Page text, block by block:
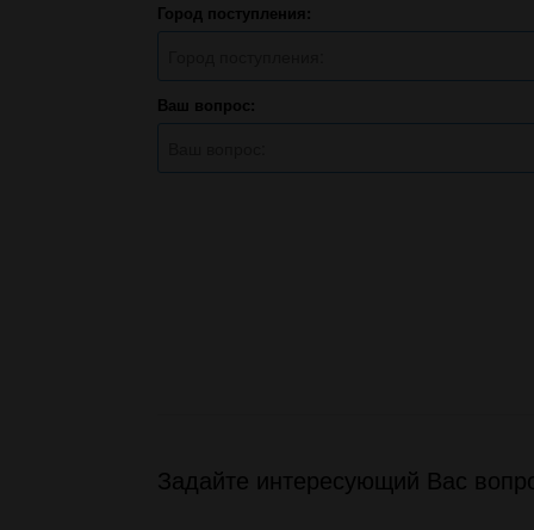
Город поступления:
Ваш вопрос:
Задайте интересующий Вас